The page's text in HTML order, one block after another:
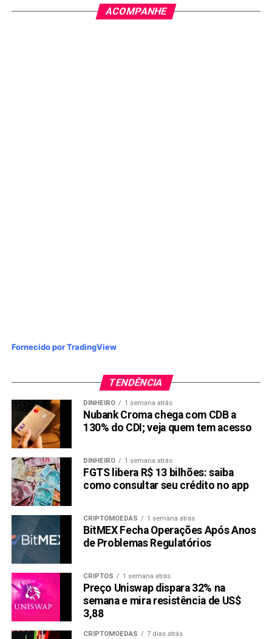
ACOMPANHE
Fornecido por TradingView
TENDÊNCIA
DINHEIRO 1 semana atrás
Nubank Croma chega com CDB a
130% do CDI; veja quem tem acesso
DINHEIRO 1 semana atrás
FGTS libera R$ 13 bilhões: saiba
como consultar seu crédito no app
CRIPTOMOEDAS 1 semana atrás
BitMEX Fecha Operações Após Anos
de Problemas Regulatórios
CRIPTOS 1 semana atrás
Preço Uniswap dispara 32% na
semana e mira resistência de US$
3,88
CRIPTOMOEDAS 7 dias atrás